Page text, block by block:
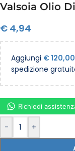
Valsoia Olio
€ 4,94
Aggiungi €120,00
spedizione
- +
Richiedi